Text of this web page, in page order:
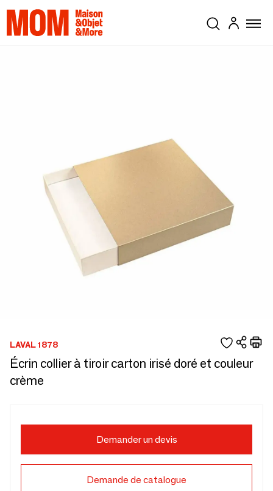
LAVAL 1878
Écrin collier à tiroir carton irisé doré et couleur
crème
Demander un devis
Demande de catalogue